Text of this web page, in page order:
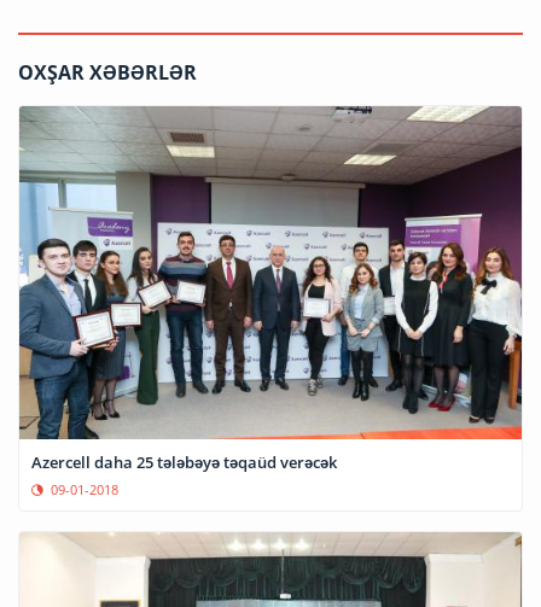
OXŞAR XƏBƏRLƏR
Azercell daha 25 tələbəyə təqaüd verəcək
09-01-2018